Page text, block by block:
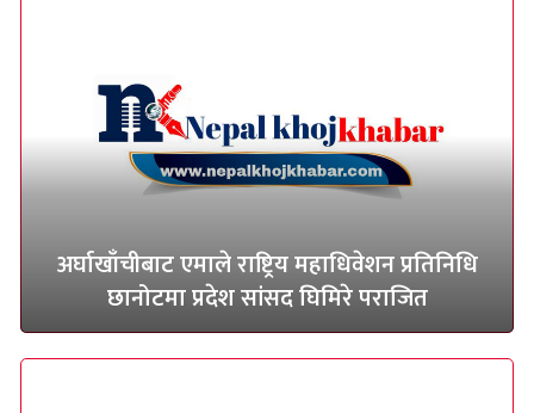
अर्घाखाँचीबाट एमाले राष्ट्रिय महाधिवेशन प्रतिनिधि
छानोटमा प्रदेश सांसद घिमिरे पराजित